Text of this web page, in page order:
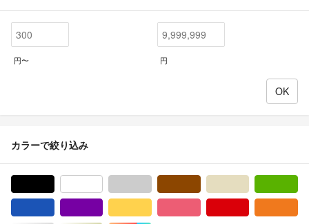
円〜 円
カラーで絞り込み